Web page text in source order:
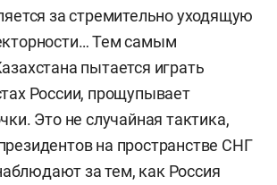
за стремительно уходящую
Тем самым
пытается играть
России, прощупывает
Это не случайная тактика,
на пространстве СНГ
за тем, как Россия